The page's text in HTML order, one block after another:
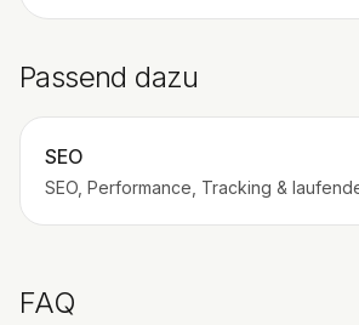
Passend dazu
SEO
SEO, Performance, Tracking &
FAQ